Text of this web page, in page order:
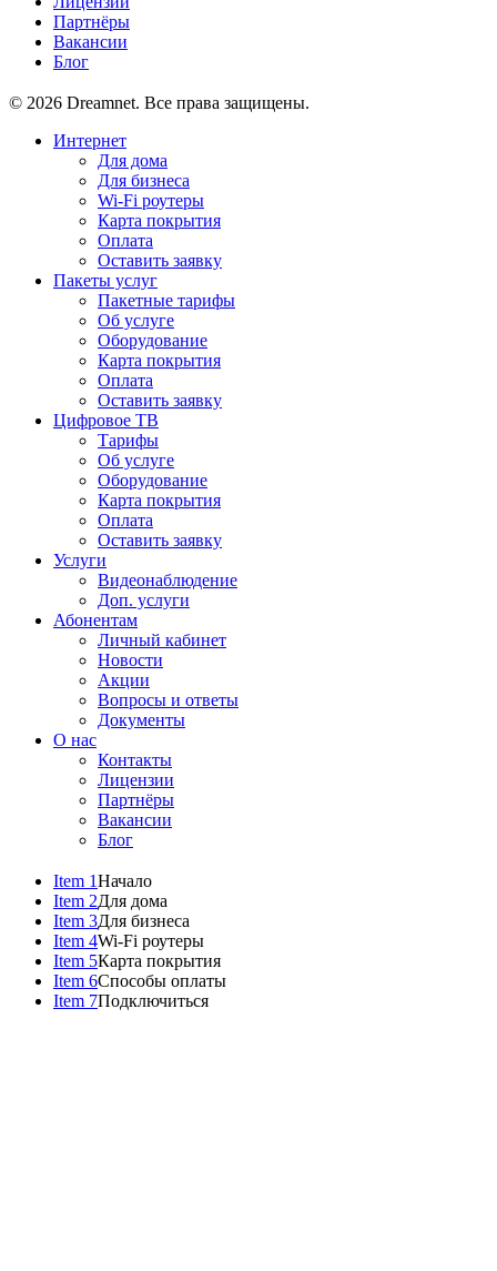
Партнёры
Вакансии
Блог
© 2026 Dreamnet. Все права защищены.
Интернет
Для дома
Для бизнеса
Wi-Fi роутеры
Карта покрытия
Оплата
Оставить заявку
Пакеты услуг
Пакетные тарифы
Об услуге
Оборудование
Карта покрытия
Оплата
Оставить заявку
Цифровое ТВ
Тарифы
Об услуге
Оборудование
Карта покрытия
Оплата
Оставить заявку
Услуги
Видеонаблюдение
Доп. услуги
Абонентам
Личный кабинет
Новости
Акции
Вопросы и ответы
Документы
О нас
Контакты
Лицензии
Партнёры
Вакансии
Блог
Item 1Начало
Item 2Для дома
Item 3Для бизнеса
Item 4Wi-Fi роутеры
Item 5Карта покрытия
Item 6Способы оплаты
Item 7Подключиться